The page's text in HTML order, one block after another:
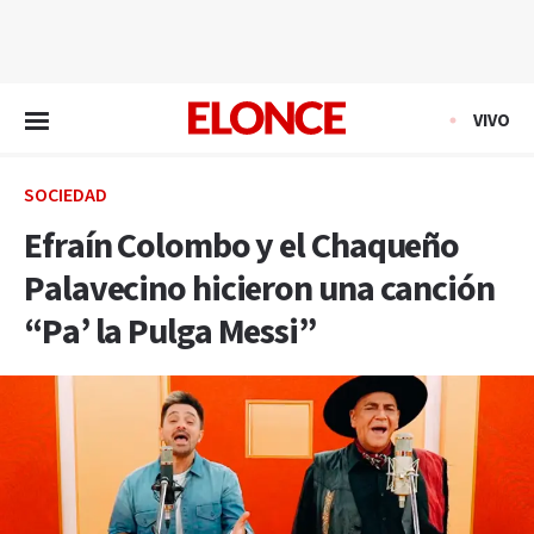
VIVO
SOCIEDAD
Efraín Colombo y el Chaqueño
Palavecino hicieron una canción
“Pa’ la Pulga Messi”